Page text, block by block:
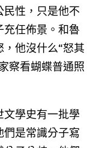
性，只是他不
任佈景。和魯
他沒什么“怒其
察看蝴蝶普通照
學史有一批學
是常識分子寫